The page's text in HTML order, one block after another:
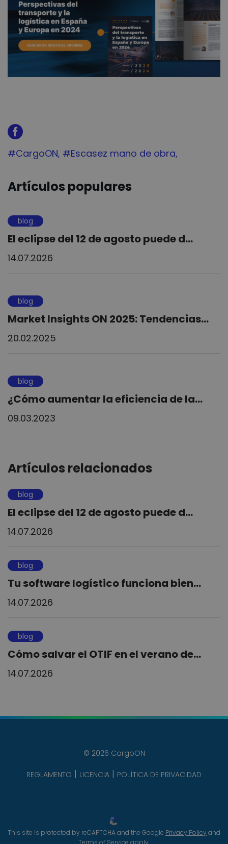
Tag:
#CargoON Tag:
#Escasez mano de obra
Artículos populares
blog
El eclipse del 12 de agosto puede d...
14.07.2026
blog
Market Insights ON 2025: Tendencias...
20.02.2025
blog
¿Cómo aumentar la eficiencia de la...
09.03.2023
Artículos relacionados
blog
El eclipse del 12 de agosto puede d...
14.07.2026
blog
Tu software logístico funciona bien...
14.07.2026
blog
Cómo salvar el OTIF en el verano de...
14.07.2026
© 2026 CargoON
REGLAMENTO LICENCIA POLÍTICA DE PRIVACIDAD
This site is protected by reCAPTCHA and the Google Privacy Policy and